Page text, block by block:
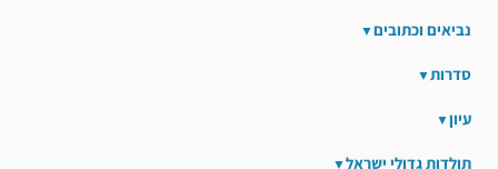
נביאים וכתובים
סדרות
עיון
תולדות גדולי ישראל